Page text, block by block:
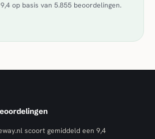
9,4op basis van 5.855beoordelingen.
scoort gemiddeld een 9,4